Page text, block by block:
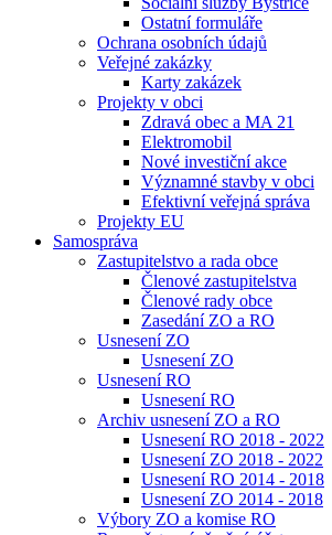
Ostatní formuláře
Ochrana osobních údajů
Veřejné zakázky
Karty zakázek
Projekty v obci
Zdravá obec a MA 21
Elektromobil
Nové investiční akce
Významné stavby v obci
Efektivní veřejná správa
Projekty EU
Samospráva
Zastupitelstvo a rada obce
Členové zastupitelstva
Členové rady obce
Zasedání ZO a RO
Usnesení ZO
Usnesení ZO
Usnesení RO
Usnesení RO
Archiv usnesení ZO a RO
Usnesení RO 2018 - 2022
Usnesení ZO 2018 - 2022
Usnesení RO 2014 - 2018
Usnesení ZO 2014 - 2018
Výbory ZO a komise RO